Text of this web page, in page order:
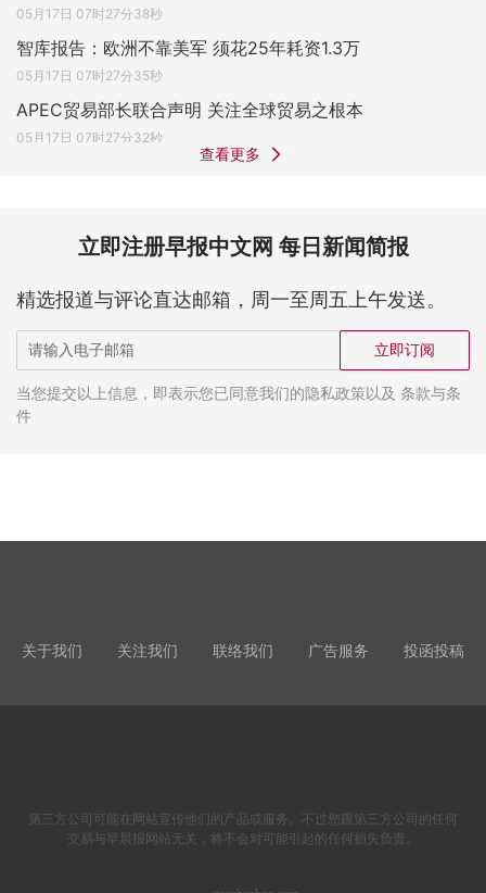
05月17日 07时27分38秒
智库报告：欧洲不靠美军 须花25年耗资1.3万
05月17日 07时27分35秒
APEC贸易部长联合声明 关注全球贸易之根本
05月17日 07时27分32秒
查看更多
立即注册早报中文网 每日新闻简报
精选报道与评论直达邮箱，周一至周五上午发送。
立即订阅
当您提交以上信息，即表示您已同意我们的隐私政策以及 条款与条
件
关于我们 关注我们 联络我们 广告服务 投函投稿
第三方公司可能在网站宣传他们的产品或服务。不过您跟第三方公司的任何
交易与早晨报网站无关，将不会对可能引起的任何损失负责。